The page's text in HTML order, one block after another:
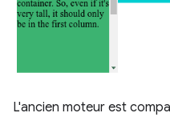
L'ancien moteur est